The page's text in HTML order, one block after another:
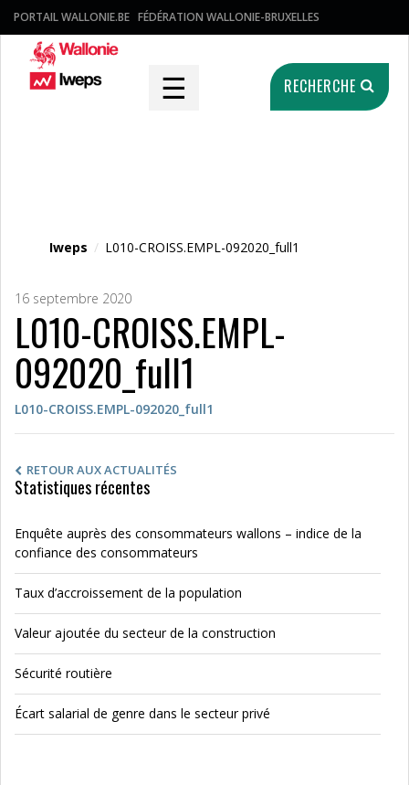
PORTAIL WALLONIE.BE FÉDÉRATION WALLONIE-BRUXELLES
☰ RECHERCHE
Iweps / L010-CROISS.EMPL-092020_full1
16 septembre 2020
L010-CROISS.EMPL-
092020_full1
L010-CROISS.EMPL-092020_full1
RETOUR AUX ACTUALITÉS
Statistiques récentes
Enquête auprès des consommateurs wallons – indice de la
confiance des consommateurs
Taux d’accroissement de la population
Valeur ajoutée du secteur de la construction
Sécurité routière
Écart salarial de genre dans le secteur privé